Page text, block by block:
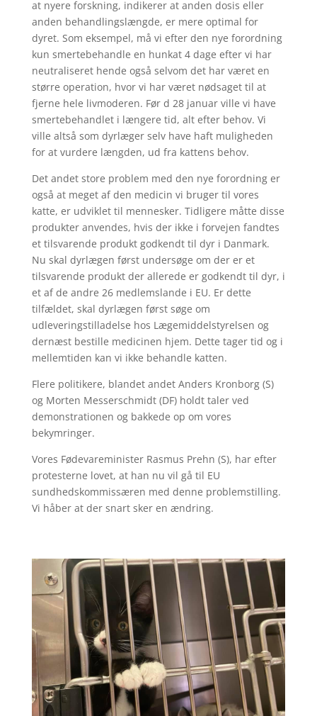
at nyere forskning, indikerer at anden dosis eller
anden behandlingslængde, er mere optimal for
dyret. Som eksempel, må vi efter den nye forordning
kun smertebehandle en hunkat 4 dage efter vi har
neutraliseret hende også selvom det har været en
større operation, hvor vi har været nødsaget til at
fjerne hele livmoderen. Før d 28 januar ville vi have
smertebehandlet i længere tid, alt efter behov. Vi
ville altså som dyrlæger selv have haft muligheden
for at vurdere længden, ud fra kattens behov.
Det andet store problem med den nye forordning er
også at meget af den medicin vi bruger til vores
katte, er udviklet til mennesker. Tidligere måtte disse
produkter anvendes, hvis der ikke i forvejen fandtes
et tilsvarende produkt godkendt til dyr i Danmark.
Nu skal dyrlægen først undersøge om der er et
tilsvarende produkt der allerede er godkendt til dyr, i
et af de andre 26 medlemslande i EU. Er dette
tilfældet, skal dyrlægen først søge om
udleveringstilladelse hos Lægemiddelstyrelsen og
dernæst bestille medicinen hjem. Dette tager tid og i
mellemtiden kan vi ikke behandle katten.
Flere politikere, blandet andet Anders Kronborg (S)
og Morten Messerschmidt (DF) holdt taler ved
demonstrationen og bakkede op om vores
bekymringer.
Vores Fødevareminister Rasmus Prehn (S), har efter
protesterne lovet, at han nu vil gå til EU
sundhedskommissæren med denne problemstilling.
Vi håber at der snart sker en ændring.